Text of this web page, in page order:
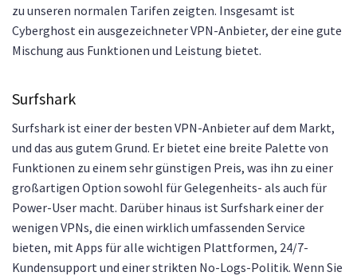
zu unseren normalen Tarifen zeigten. Insgesamt ist
Cyberghost ein ausgezeichneter VPN-Anbieter, der eine gute
Mischung aus Funktionen und Leistung bietet.
Surfshark
Surfshark ist einer der besten VPN-Anbieter auf dem Markt,
und das aus gutem Grund. Er bietet eine breite Palette von
Funktionen zu einem sehr günstigen Preis, was ihn zu einer
großartigen Option sowohl für Gelegenheits- als auch für
Power-User macht. Darüber hinaus ist Surfshark einer der
wenigen VPNs, die einen wirklich umfassenden Service
bieten, mit Apps für alle wichtigen Plattformen, 24/7-
Kundensupport und einer strikten No-Logs-Politik. Wenn Sie